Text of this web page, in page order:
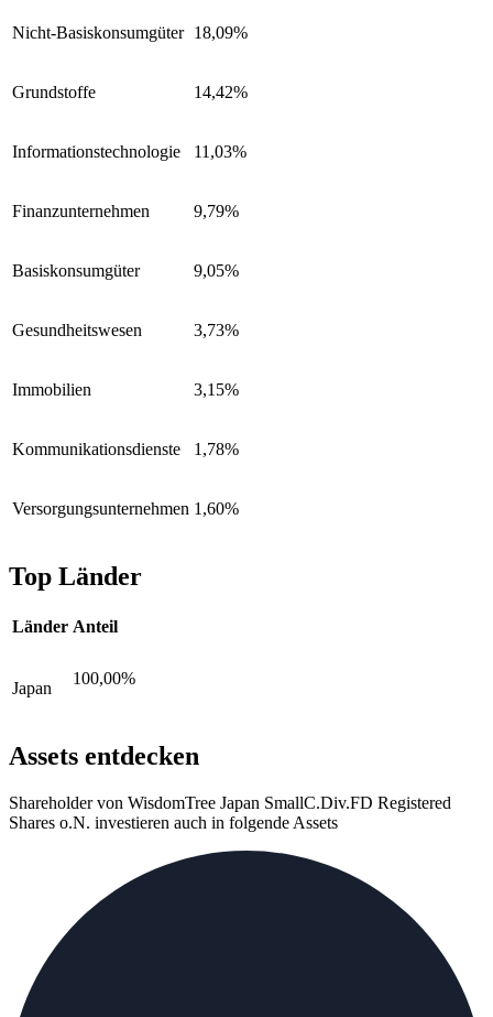
Nicht-Basiskonsumgüter 18,09%
Grundstoffe 14,42%
Informationstechnologie 11,03%
Finanzunternehmen 9,79%
Basiskonsumgüter 9,05%
Gesundheitswesen 3,73%
Immobilien 3,15%
Kommunikationsdienste 1,78%
Versorgungsunternehmen 1,60%
Top Länder
Länder Anteil
Japan
100,00%
Assets entdecken
Shareholder von WisdomTree Japan SmallC.Div.FD Registered
Shares o.N. investieren auch in folgende Assets